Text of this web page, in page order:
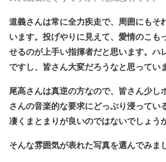
道義さんは常に全力疾走で、周囲にもそ
います。投げやりに見えて、愛情のこも
せるのが上手い指揮者だと思います。ハ
ですし、皆さん大変だろうなと思ってい
尾高さんは真逆の方なので、皆さん少し
さんの音楽的な要求にどっぷり浸ってい
凄くまとまりが良いのではないでしょうか
そんな雰囲気が表れた写真を選んでみま